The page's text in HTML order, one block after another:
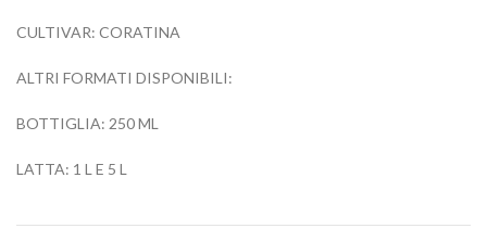
CULTIVAR: CORATINA
ALTRI FORMATI DISPONIBILI:
BOTTIGLIA: 250 ML
LATTA: 1 L E 5 L